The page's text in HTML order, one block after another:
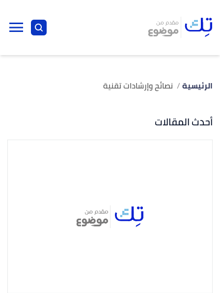
الرئيسية نصائح وإرشادات تقنية
أحدث المقالات